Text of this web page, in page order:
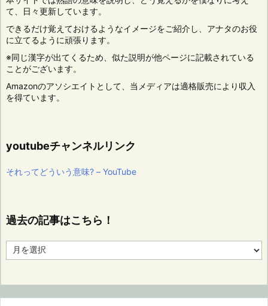
て、日々更新しています。
できるだけ覚えておけるようなイメージをご紹介し、アナタのお役
に立てるように頑張ります。
※同じ漢字が出てくるため、似た説明が他ページに記載されている
ことがございます。
Amazonのアソシエイトとして、当メディアは適格販売により収入
を得ています。
youtubeチャンネルリンク
それってどういう意味? – YouTube
過去の記事はこちら！
去